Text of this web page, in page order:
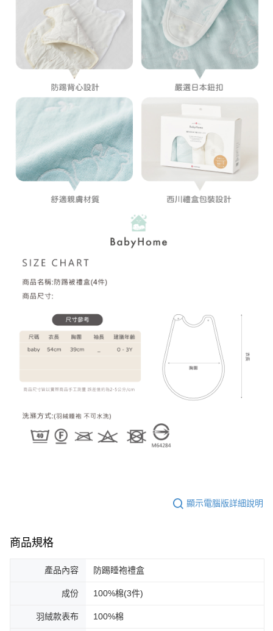
顯示電腦版詳細說明
商品規格
產品內容 防踢睡袍禮盒
成份 100%棉(3件)
羽絨款表布 100%棉